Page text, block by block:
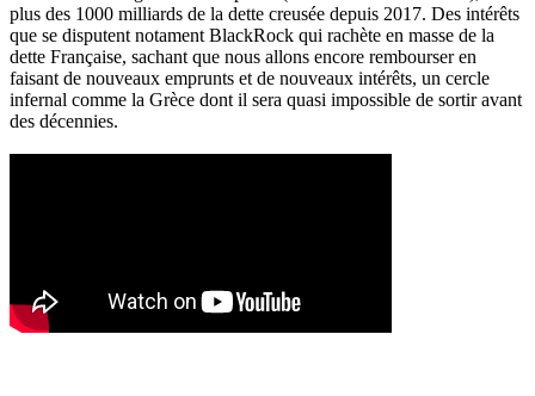
plus des 1000 milliards de la dette creusée depuis 2017. Des intérêts
que se disputent notament BlackRock qui rachète en masse de la
dette Française, sachant que nous allons encore rembourser en
faisant de nouveaux emprunts et de nouveaux intérêts, un cercle
infernal comme la Grèce dont il sera quasi impossible de sortir avant
des décennies.